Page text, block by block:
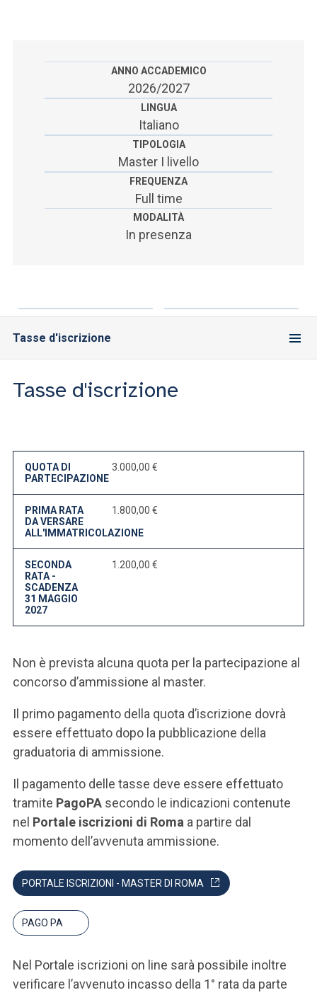
ACCEDI A CLOUDMAILANNO ACCADEMICO
2026/2027
LINGUA
Italiano
TIPOLOGIA
Master I livello
FREQUENZA
Full time
MODALITÀ
In presenza
Tasse d'iscrizione
Tasse d'iscrizione
QUOTA DI
PARTECIPAZIONE
3.000,00 €
PRIMA RATA
DA VERSARE
ALL'IMMATRICOLAZIONE
1.800,00 €
SECONDA
RATA -
SCADENZA
31 MAGGIO
2027
1.200,00 €
Non è prevista alcuna quota per la partecipazione al
concorso d’ammissione al master.
Il primo pagamento della quota d’iscrizione dovrà
essere effettuato dopo la pubblicazione della
graduatoria di ammissione.
Il pagamento delle tasse deve essere effettuato
tramite PagoPA secondo le indicazioni contenute
nel Portale iscrizioni di Roma a partire dal
momento dell’avvenuta ammissione.
PORTALE ISCRIZIONI - MASTER DI ROMA
PAGO PA
Nel Portale iscrizioni on line sarà possibile inoltre
verificare l’avvenuto incasso della 1° rata da parte